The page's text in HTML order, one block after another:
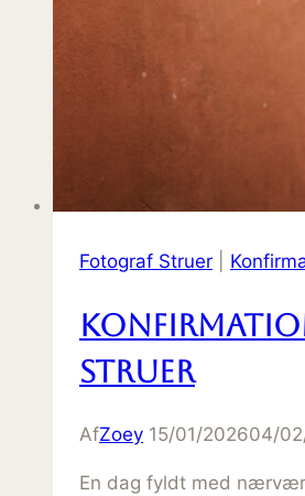
Fotograf Struer
Struer
AfZoey 15/01/202604/
En dag fyldt med